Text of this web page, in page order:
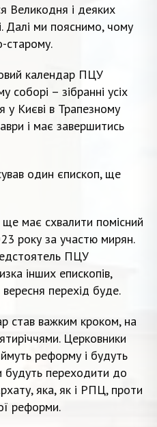
Великодня і деяких
Далі ми пояснимо, чому
старому.
календар ПЦУ
соборі – зібранні усіх
у Києві в Трапезному
і має завершитись
один єпископ, ще
має схвалити помісний
року за участю мирян.
ПЦУ
інших епископів,
перехід буде.
став важким кроком, на
Церковники
реформу і будуть
будуть переходити до
яка, як і РПЦ, проти
реформи.